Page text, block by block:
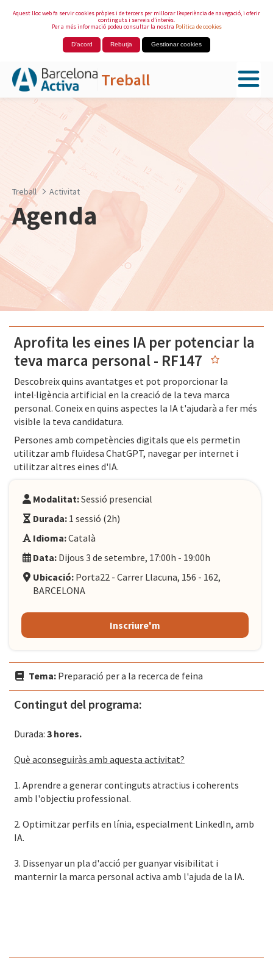
Aquest lloc web fa servir cookies pròpies i de tercers per millorar l’experiència de navegació, i oferir
continguts i serveis d’interès.
Per a més informació podeu consultar la nostra Política de cookies
D'acord Rebutja Gestionar cookies
Treball
Salta al contingut principal
Treball Activitat
Agenda
Aprofita les eines IA per potenciar la
teva marca personal - RF147
Descobreix quins avantatges et pot proporcionar la
intel·ligència artificial en la creació de la teva marca
personal. Coneix en quins aspectes la IA t'ajudarà a fer més
visible la teva candidatura.
Persones amb competències digitals que els permetin
utilitzar amb fluïdesa ChatGPT, navegar per internet i
utilitzar altres eines d'IA.
Modalitat:Sessió presencial
Durada: 1 sessió (2h)
Idioma:Català
Data: Dijous 3 de setembre, 17:00h - 19:00h
Ubicació: Porta22 - Carrer Llacuna, 156 - 162,
BARCELONA
Inscriure'm
Tema: Preparació per a la recerca de feina
Contingut del programa:
Durada: 3 hores.
Què aconseguiràs amb aquesta activitat?
1. Aprendre a generar continguts atractius i coherents
amb l'objectiu professional.
2. Optimitzar perfils en línia, especialment LinkedIn, amb
IA.
3. Dissenyar un pla d'acció per guanyar visibilitat i
manternir la marca personal activa amb l'ajuda de la IA.